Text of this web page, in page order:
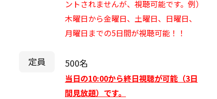
ントされませんが、視聴可能です。例）
木曜日から金曜日、土曜日、日曜日、
月曜日までの5日間が視聴可能！！
定員 500名
当日の10:00から終日視聴が可能（3日
間見放題）です。